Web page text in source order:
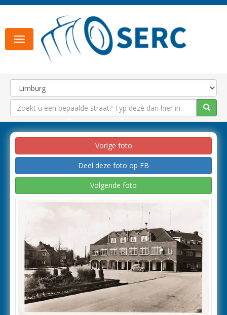
Toggle
navigation
Vorige foto
Deel deze foto op FB
Volgende foto